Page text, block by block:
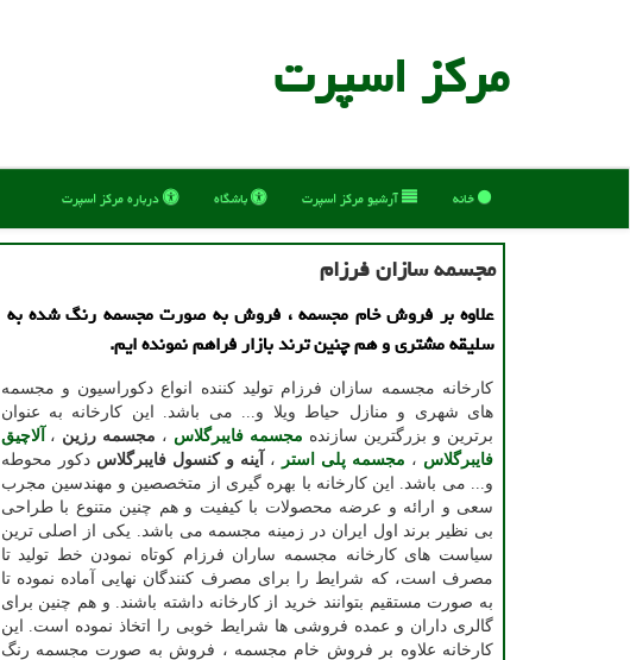
مركز اسپرت
خانه آرشیو مركز اسپرت باشگاه درباره مركز اسپرت
مجسمه سازان فرزام
علاوه بر فروش خام مجسمه ، فروش به صورت مجسمه رنگ شده به
سلیقه مشتری و هم چنین ترند بازار فراهم نمونده ایم.
کارخانه مجسمه سازان فرزام تولید کننده انواع دکوراسیون و مجسمه
های شهری و منازل حیاط ویلا و... می باشد. این کارخانه به عنوان
برترین ‌و بزرگترین سازنده مجسمه فایبرگلاس ، مجسمه رزین ، آلاچیق
فایبرگلاس ، مجسمه پلی استر ، آینه و کنسول فایبرگلاس دکور محوطه
و... می باشد. این کارخانه با بهره گیری از متخصصین و مهندسین مجرب
سعی و ارائه و عرضه محصولات با کیفیت و هم چنین متنوع با طراحی
بی نظیر برند اول ایران در زمینه مجسمه می باشد. یکی از اصلی ترین
سیاست های کارخانه مجسمه ساران فرزام کوتاه نمودن خط تولید تا
مصرف است، که شرایط را برای مصرف کنندگان نهایی آماده نموده تا
به صورت مستقیم بتوانند خرید از کارخانه داشته باشند. و هم چنین برای
گالری داران و عمده فروشی ها شرایط خوبی را اتخاذ نموده است. این
کارخانه علاوه بر فروش خام مجسمه ، فروش به صورت مجسمه رنگ